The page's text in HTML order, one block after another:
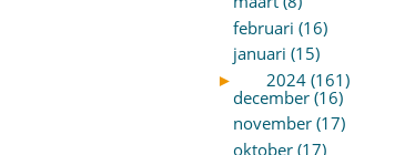
februari (16)
januari (15)
►
2024 (161)
december (16)
november (17)
oktober (17)